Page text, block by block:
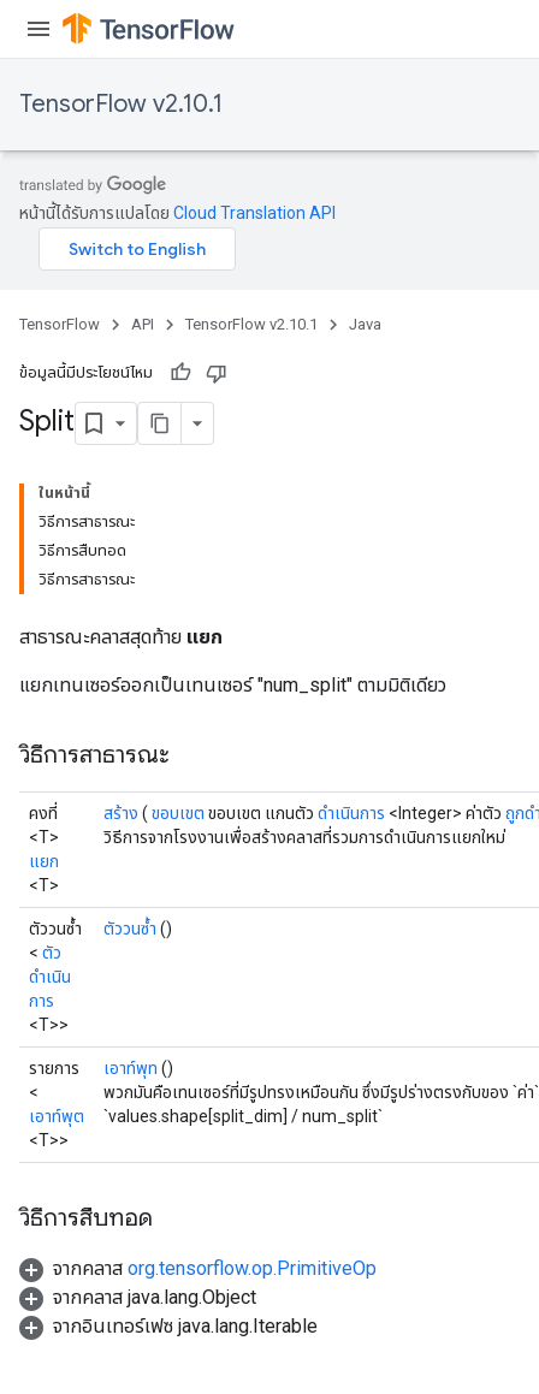
TensorFlow v2.10.1
หน้านี้ได้รับการแปลโดย Cloud Translation API
TensorFlow API TensorFlow v2.10.1 Java
ข้อมูลนี้มีประโยชน์ไหม
Split
ในหน้านี้
วิธีการสาธารณะ
วิธีการสืบทอด
วิธีการสาธารณะ
สาธารณะคลาสสุดท้าย แยก
แยกเทนเซอร์ออกเป็นเทนเซอร์ "num_split" ตามมิติเดียว
วิธีการสาธารณะ
คงที่
<T>
แยก
<T>
สร้าง ( ขอบเขต ขอบเขต แกนตัว ดำเนินการ <Integer> ค่าตัว ถูกด
วิธีการจากโรงงานเพื่อสร้างคลาสที่รวมการดำเนินการแยกใหม่
ตัววนซ้ำ
< ตัว
ดำเนิน
การ
<T>>
ตัววนซ้ำ ()
รายการ
<
เอาท์พุต
<T>>
เอาท์พุท ()
พวกมันคือเทนเซอร์ที่มีรูปทรงเหมือนกัน ซึ่งมีรูปร่างตรงกับของ `ค่
`values.shape[split_dim] / num_split`
วิธีการสืบทอด
จากคลาส org.tensorflow.op.PrimitiveOp
จากคลาส java.lang.Object
จากอินเทอร์เฟซ java.lang.Iterable